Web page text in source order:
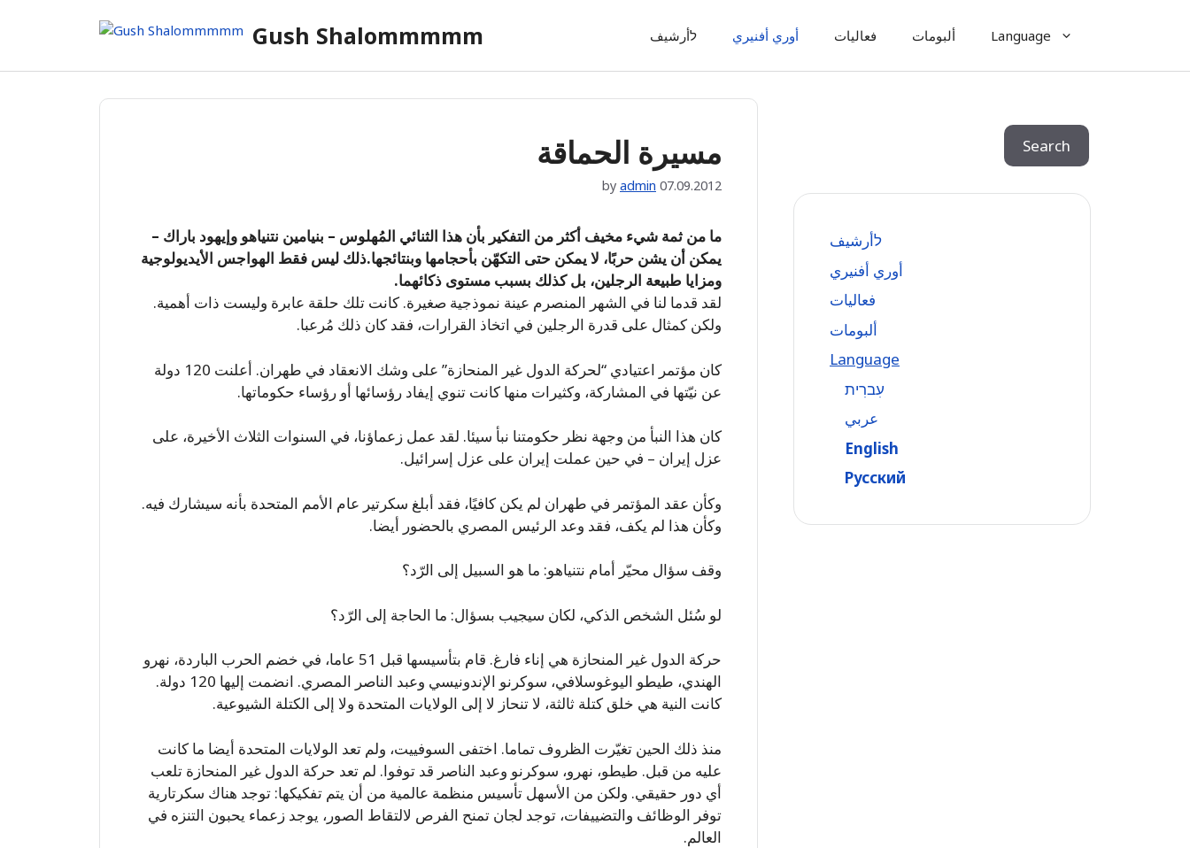
Gush Shalommmmm לأرشيف أوري أفنيري فعاليات ألبومات Language
مسيرة الحماقة
07.09.2012
by admin
ما من ثمة شيء مخيف أكثر من التفكير بأن هذا الثنائي المُهلوس – بنيامين نتنياهو وإيهود باراك –
يمكن أن يشن حربًا، لا يمكن حتى التكهّن بأحجامها وبنتائجها.ذلك ليس فقط الهواجس الأيديولوجية
ومزايا طبيعة الرجلين، بل كذلك بسبب مستوى ذكائهما.
لقد قدما لنا في الشهر المنصرم عينة نموذجية صغيرة. كانت تلك حلقة عابرة وليست ذات أهمية.
ولكن كمثال على قدرة الرجلين في اتخاذ القرارات، فقد كان ذلك مُرعبا.
كان مؤتمر اعتيادي “لحركة الدول غير المنحازة” على وشك الانعقاد في طهران. أعلنت 120 دولة
عن نيّتها في المشاركة، وكثيرات منها كانت تنوي إيفاد رؤسائها أو رؤساء حكوماتها.
كان هذا النبأ من وجهة نظر حكومتنا نبأ سيئا. لقد عمل زعماؤنا، في السنوات الثلاث الأخيرة، على
عزل إيران – في حين عملت إيران على عزل إسرائيل.
وكأن عقد المؤتمر في طهران لم يكن كافيًا، فقد أبلغ سكرتير عام الأمم المتحدة بأنه سيشارك فيه.
وكأن هذا لم يكف، فقد وعد الرئيس المصري بالحضور أيضا.
وقف سؤال محيّر أمام نتنياهو: ما هو السبيل إلى الرّد؟
لو سُئل الشخص الذكي، لكان سيجيب بسؤال: ما الحاجة إلى الرّد؟
حركة الدول غير المنحازة هي إناء فارغ. قام بتأسيسها قبل 51 عاما، في خضم الحرب الباردة، نهرو
الهندي، طيطو اليوغوسلافي، سوكرنو الإندونيسي وعبد الناصر المصري. انضمت إليها 120 دولة.
كانت النية هي خلق كتلة ثالثة، لا تنحاز لا إلى الولايات المتحدة ولا إلى الكتلة الشيوعية.
منذ ذلك الحين تغيّرت الظروف تماما. اختفى السوفييت، ولم تعد الولايات المتحدة أيضا ما كانت
عليه من قبل. طيطو، نهرو، سوكرنو وعبد الناصر قد توفوا. لم تعد حركة الدول غير المنحازة تلعب
أي دور حقيقي. ولكن من الأسهل تأسيس منظمة عالمية من أن يتم تفكيكها: توجد هناك سكرتارية
توفر الوظائف والتضييفات، توجد لجان تمنح الفرص لالتقاط الصور، يوجد زعماء يحبون التنزه في
العالم.
Search
לأرشيف
أوري أفنيري
فعاليات
ألبومات
Language
עִברִית
عربي
English
Русский